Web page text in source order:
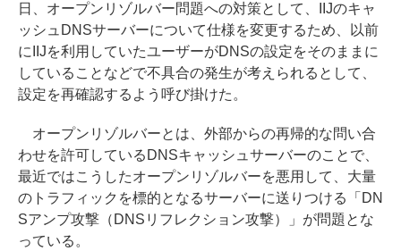
日、オープンリゾルバー問題への対策として、IIJのキャ
ッシュDNSサーバーについて仕様を変更するため、以前
にIIJを利用していたユーザーがDNSの設定をそのままに
していることなどで不具合の発生が考えられるとして、
設定を再確認するよう呼び掛けた。
オープンリゾルバーとは、外部からの再帰的な問い合
わせを許可しているDNSキャッシュサーバーのことで、
最近ではこうしたオープンリゾルバーを悪用して、大量
のトラフィックを標的となるサーバーに送りつける「DN
Sアンプ攻撃（DNSリフレクション攻撃）」が問題とな
っている。